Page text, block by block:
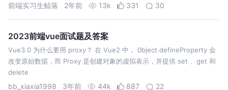
前端实习生鲸落 2年前 13k 331 30
2023前端vue面试题及答案
Vue3.0 为什么要用 proxy？ 在 Vue2 中， 0bject.defineProperty 会
改变原始数据，而 Proxy 是创建对象的虚拟表示，并提供 set 、get 和
delete
bb_xiaxia1998 3年前 44k 887 22